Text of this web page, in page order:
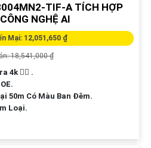
TIF-A TÍCH HỢP
NGHỆ AI
Mại: 12,051,650 ₫
18,541,000 ₫
4k 👍🏾 .
50m Có Màu Ban Đêm.
Loại.